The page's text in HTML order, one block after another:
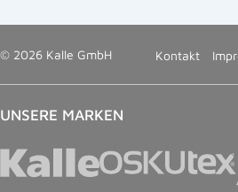
© 2026 Kalle GmbH Kontakt
UNSERE MARKEN